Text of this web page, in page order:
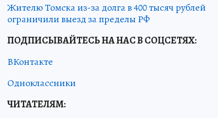
Жителю Томска из-за долга в 400 тысяч рублей
ограничили выезд за пределы РФ
ПОДПИСЫВАЙТЕСЬ НА НАС В СОЦСЕТЯХ:
ВКонтакте
Одноклассники
ЧИТАТЕЛЯМ: